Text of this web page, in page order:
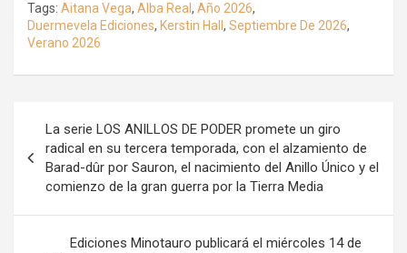
Tags: Aitana Vega, Alba Real , Año 2026,
Duermevela Ediciones, Kerstin Hall , Septiembre De 2026,
Verano 2026
entradas
La serie LOS ANILLOS DE PODER promete un giro
radical en su tercera temporada, con el alzamiento de
Barad-dûr por Sauron, el nacimiento del Anillo Único y el
comienzo de la gran guerra por la Tierra Media
Ediciones Minotauro publicará el miércoles 14 de